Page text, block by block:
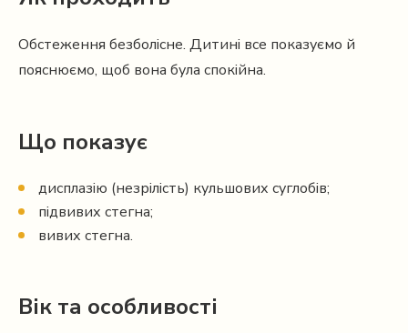
Обстеження безболісне. Дитині все показуємо й
пояснюємо, щоб вона була спокійна.
Що показує
дисплазію (незрілість) кульшових суглобів;
підвивих стегна;
вивих стегна.
Вік та особливості